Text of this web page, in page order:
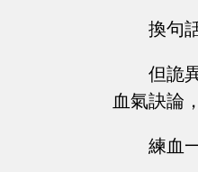
換句
但詭
血氣訣論
練血